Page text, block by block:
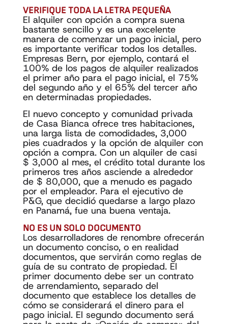
VERIFIQUE TODA LA LETRA PEQUEÑA
El alquiler con opción a compra suena
bastante sencillo y es una excelente
manera de comenzar un pago inicial, pero
es importante verificar todos los detalles.
Empresas Bern, por ejemplo, contará el
100% de los pagos de alquiler realizados
el primer año para el pago inicial, el 75%
del segundo año y el 65% del tercer año
en determinadas propiedades.
El nuevo concepto y comunidad privada
de Casa Bianca ofrece tres habitaciones,
una larga lista de comodidades, 3,000
pies cuadrados y la opción de alquiler con
opción a compra. Con un alquiler de casi
$ 3,000 al mes, el crédito total durante los
primeros tres años asciende a alrededor
de $ 80,000, que a menudo es pagado
por el empleador. Para el ejecutivo de
P&G, que decidió quedarse a largo plazo
en Panamá, fue una buena ventaja.
NO ES UN SOLO DOCUMENTO
Los desarrolladores de renombre ofrecerán
un documento conciso, o en realidad
documentos, que servirán como reglas de
guía de su contrato de propiedad. El
primer documento debe ser un contrato
de arrendamiento, separado del
documento que establece los detalles de
cómo se considerará el dinero para el
pago inicial. El segundo documento será